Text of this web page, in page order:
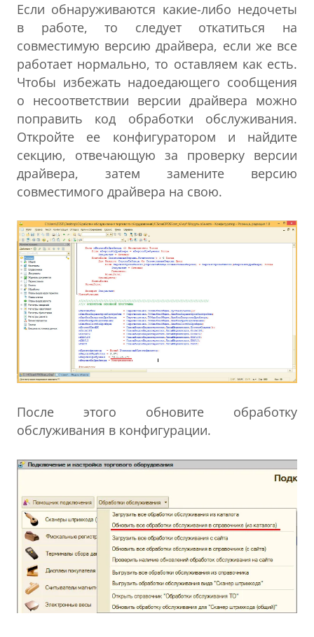
Если обнаруживаются какие-либо недочеты
в работе, то следует откатиться на
совместимую версию драйвера, если же все
работает нормально, то оставляем как есть.
Чтобы избежать надоедающего сообщения
о несоответствии версии драйвера можно
поправить код обработки обслуживания.
Откройте ее конфигуратором и найдите
секцию, отвечающую за проверку версии
драйвера, затем замените версию
совместимого драйвера на свою.
После этого обновите обработку
обслуживания в конфигурации.